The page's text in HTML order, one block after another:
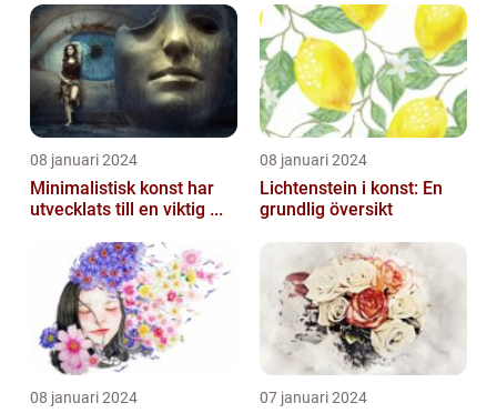
08 januari 2024
Minimalistisk konst har
utvecklats till en viktig ...
08 januari 2024
Lichtenstein i konst: En
grundlig översikt
08 januari 2024 07 januari 2024